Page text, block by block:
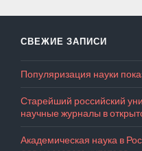
СВЕЖИЕ ЗАПИСИ
Популяризация науки
Старейший российский
научные журналы в
Академическая наука в